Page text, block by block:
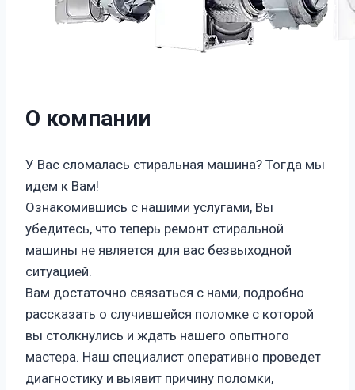
О компании
У Вас сломалась стиральная машина? Тогда мы
идем к Вам!
Ознакомившись с нашими услугами, Вы
убедитесь, что теперь ремонт стиральной
машины не является для вас безвыходной
ситуацией.
Вам достаточно связаться с нами, подробно
рассказать о случившейся поломке с которой
вы столкнулись и ждать нашего опытного
мастера. Наш специалист оперативно проведет
диагностику и выявит причину поломки,